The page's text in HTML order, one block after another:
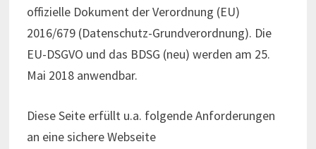
offizielle Dokument der Verordnung (EU)
2016/679 (Datenschutz-Grundverordnung). Die
EU-DSGVO und das BDSG (neu) werden am 25.
Mai 2018 anwendbar.
Diese Seite erfüllt u.a. folgende Anforderungen
an eine sichere Webseite